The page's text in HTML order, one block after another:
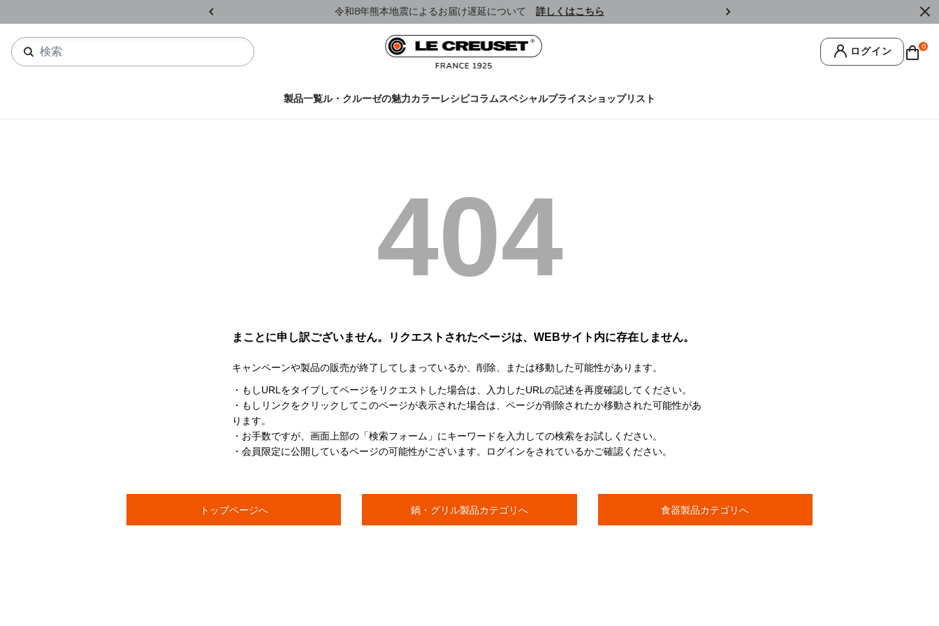
令和8年熊本地震によるお届け遅延について 詳しくはこちら ￥
ログイン 0
製品一覧ル・クルーゼの魅力カラーレシピコラムスペシャルプライスショップリスト
404
まことに申し訳ございません。リクエストされたページは、WEBサイト内に存在しません。
キャンペーンや製品の販売が終了してしまっているか、削除、または移動した可能性があります。
・もしURLをタイプしてページをリクエストした場合は、入力したURLの記述を再度確認してください。
・もしリンクをクリックしてこのページが表示された場合は、ページが削除されたか移動された可能性があ
ります。
・お手数ですが、画面上部の「検索フォーム」にキーワードを入力しての検索をお試しください。
・会員限定に公開しているページの可能性がございます。ログインをされているかご確認ください。
トップページへ 鍋・グリル製品カテゴリへ 食器製品カテゴリへ